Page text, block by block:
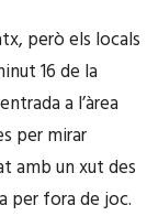
però els locals
16 de la
a l’àrea
per mirar
amb un xut des
per fora de joc.